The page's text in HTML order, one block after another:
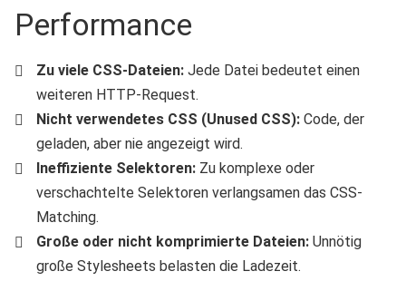
Performance
Zu viele CSS-Dateien: Jede Datei bedeutet einen
weiteren HTTP-Request.
Nicht verwendetes CSS (Unused CSS): Code, der
geladen, aber nie angezeigt wird.
Ineffiziente Selektoren: Zu komplexe oder
verschachtelte Selektoren verlangsamen das CSS-
Matching.
Große oder nicht komprimierte Dateien: Unnötig
große Stylesheets belasten die Ladezeit.